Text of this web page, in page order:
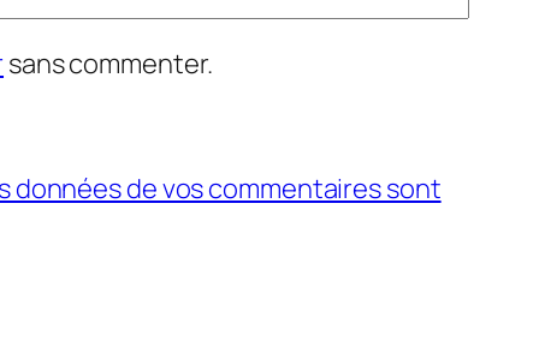
sans commenter.
données de vos commentaires sont